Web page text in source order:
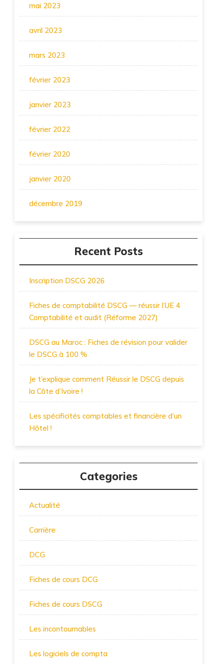
mai 2023
avril 2023
mars 2023
février 2023
janvier 2023
février 2022
février 2020
janvier 2020
décembre 2019
Recent Posts
Inscription DSCG 2026
Fiches de comptabilité DSCG — réussir l’UE 4
Comptabilité et audit (Réforme 2027)
DSCG au Maroc : Fiches de révision pour valider
le DSCG à 100 %
Je t’explique comment Réussir le DSCG depuis
la Côte d’Ivoire !
Les spécificités comptables et financière d’un
Hôtel !
Categories
Actualité
Carrière
DCG
Fiches de cours DCG
Fiches de cours DSCG
Les incontournables
Les logiciels de compta